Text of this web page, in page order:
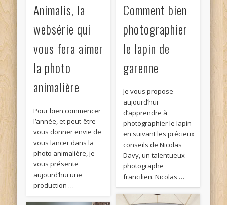
Animalis, la
websérie qui
vous fera aimer
la photo
animalière
Pour bien commencer
l’année, et peut-être
vous donner envie de
vous lancer dans la
photo animalière, je
vous présente
aujourd’hui une
production …
Comment bien
photographier
le lapin de
garenne
Je vous propose
aujourd’hui
d’apprendre à
photographier le lapin
en suivant les précieux
conseils de Nicolas
Davy, un talentueux
photographe
francilien. Nicolas …